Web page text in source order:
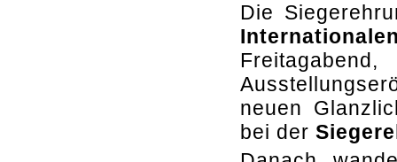
Die
neuen
bei der